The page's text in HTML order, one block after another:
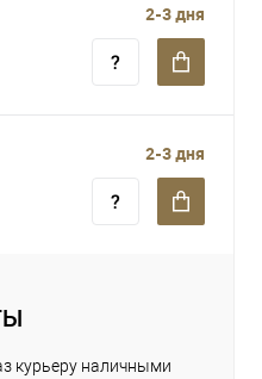
2-3 дня
2-3 дня
курьеру наличными